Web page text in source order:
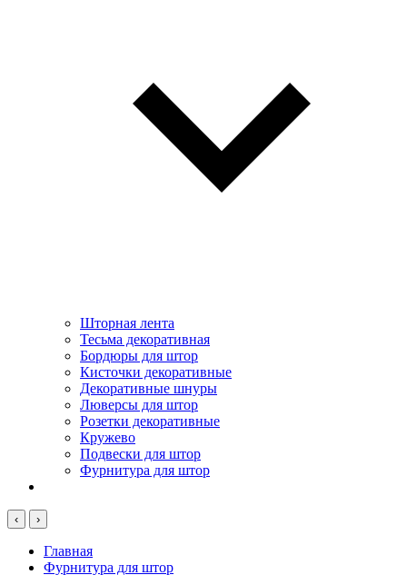
Шторная лента
Тесьма декоративная
Бордюры для штор
Кисточки декоративные
Декоративные шнуры
Люверсы для штор
Розетки декоративные
Кружево
Подвески для штор
Фурнитура для штор
‹ ›
Главная
Фурнитура для штор